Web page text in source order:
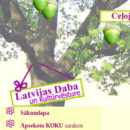
Sākumlapa
Apsekoto KOKUsaraksts